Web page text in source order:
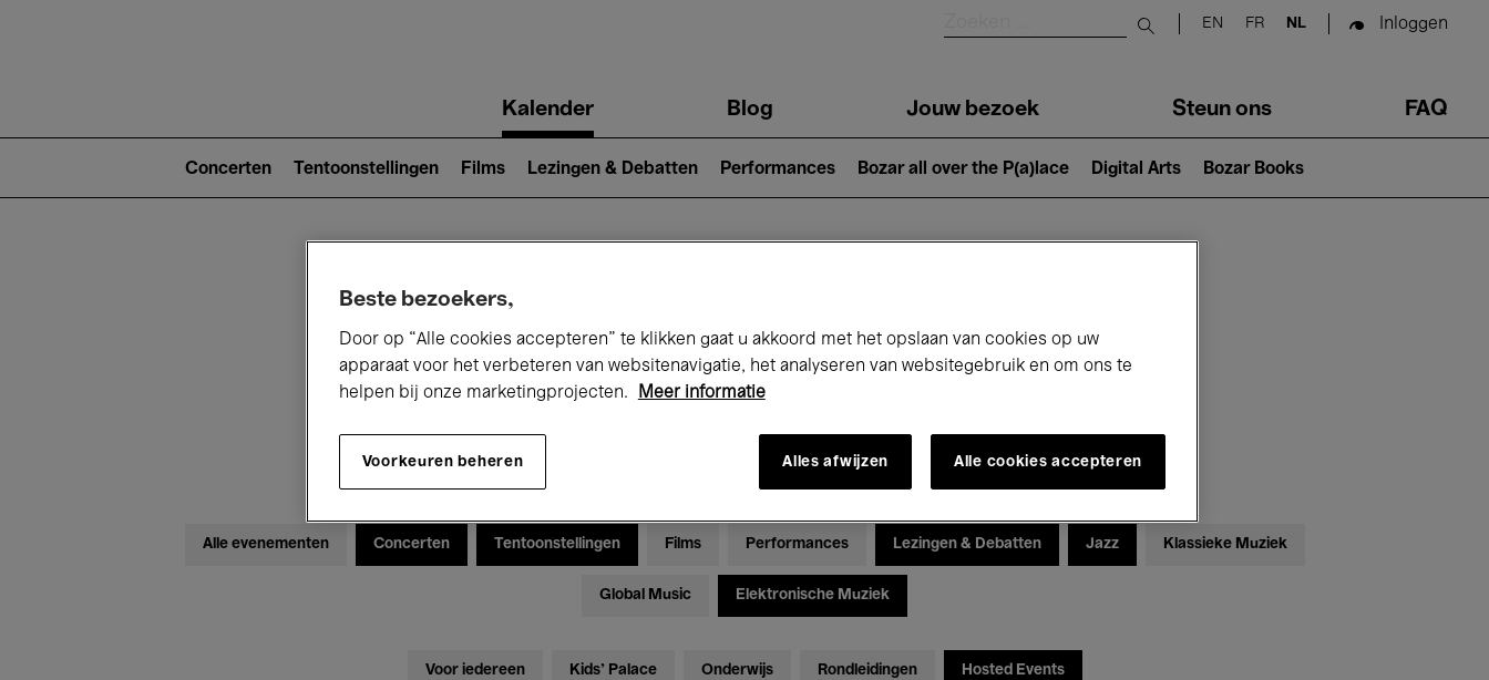
Submit search
EN FR NL Inloggen
navigationKalender Blog Jouw bezoek Steun ons FAQ
2)
Concerten Tentoonstellingen Films Lezingen & Debatten Performances Bozar all over the P(a)lace Digital Arts Bozar Books
Alle evenementen Concerten Tentoonstellingen Films Performances Lezingen & Debatten Jazz Klassieke Muziek
Global Music Elektronische Muziek
Voor iedereen Kids’ Palace Onderwijs Rondleidingen Hosted Events
Beste bezoekers,
Door op “Alle cookies accepteren” te klikken gaat u akkoord met het opslaan van cookies op uw
apparaat voor het verbeteren van websitenavigatie, het analyseren van websitegebruik en om ons te
helpen bij onze marketingprojecten.
Meer informatie
Voorkeuren beheren Alles afwijzen Alle cookies accepteren